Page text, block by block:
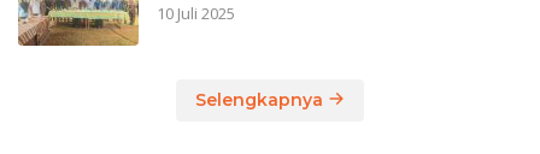
10 Juli 2025
Selengkapnya